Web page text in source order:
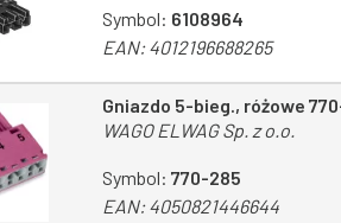
Symbol: 6108964
EAN:4012196688265
Gniazdo 5-bieg., różowe
WAGO ELWAG Sp. z o.o.
Symbol: 770-285
EAN:4050821446644